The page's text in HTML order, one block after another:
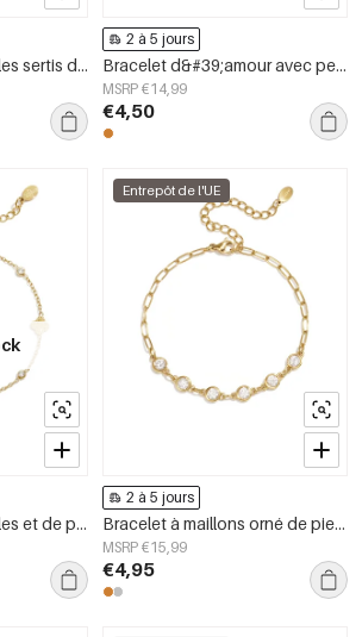
Bracelet orné de trèfles sertis de zirconias
2 à 5 jours
Bracelet d&#39;amour avec perles
MSRP €14,99
€4,50
Bracelet orné de trèfles et de pierres rondes en oxyde de zirconium.
Entrepôt de l'UE
2 à 5 jours
Bracelet à maillons orné de pierres rondes en oxyde de zirconium
MSRP €15,99
€4,95